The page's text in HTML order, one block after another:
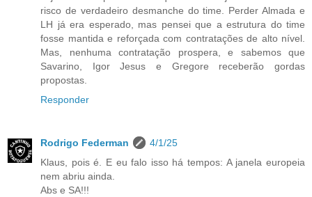
risco de verdadeiro desmanche do time. Perder Almada e
LH já era esperado, mas pensei que a estrutura do time
fosse mantida e reforçada com contratações de alto nível.
Mas, nenhuma contratação prospera, e sabemos que
Savarino, Igor Jesus e Gregore receberão gordas
propostas.
Responder
Rodrigo Federman
4/1/25
Klaus, pois é. E eu falo isso há tempos: A janela europeia
nem abriu ainda.
Abs e SA!!!